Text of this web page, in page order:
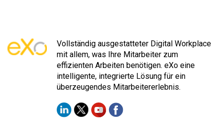
Vollständig ausgestatteter Digital Workplace
mit allem, was Ihre Mitarbeiter zum
effizienten Arbeiten benötigen. eXo eine
intelligente, integrierte Lösung für ein
überzeugendes Mitarbeitererlebnis.